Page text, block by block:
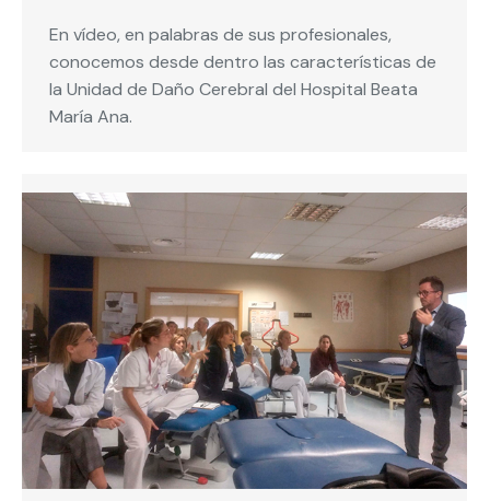
En vídeo, en palabras de sus profesionales,
conocemos desde dentro las características de
la Unidad de Daño Cerebral del Hospital Beata
María Ana.